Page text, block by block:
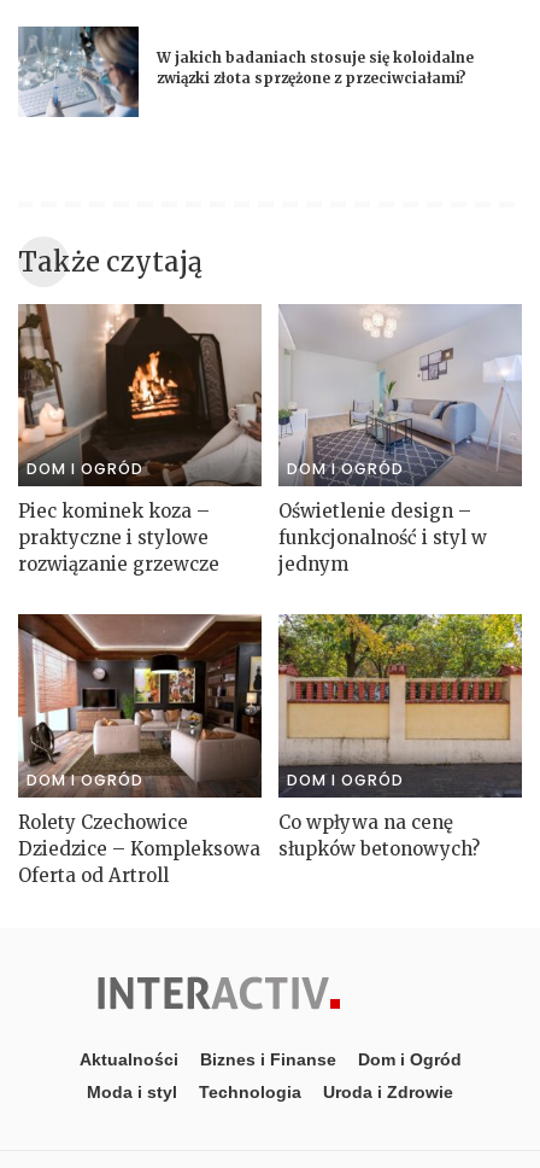
W jakich badaniach stosuje się koloidalne
związki złota sprzężone z przeciwciałami?
Także czytają
DOM I OGRÓD
Piec kominek koza –
praktyczne i stylowe
rozwiązanie grzewcze
DOM I OGRÓD
Oświetlenie design –
funkcjonalność i styl w
jednym
DOM I OGRÓD
Rolety Czechowice
Dziedzice – Kompleksowa
Oferta od Artroll
DOM I OGRÓD
Co wpływa na cenę
słupków betonowych?
Aktualności Biznes i Finanse
Dom i Ogród
Moda i styl
Technologia Uroda i Zdrowie